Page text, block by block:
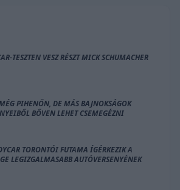
TESZTEN VESZ RÉSZT MICK SCHUMACHER
PIHENŐN, DE MÁS BAJNOKSÁGOK
BŐVEN LEHET CSEMEGÉZNI
TORONTÓI FUTAMA ÍGÉRKEZIK A
LEGIZGALMASABB AUTÓVERSENYÉNEK